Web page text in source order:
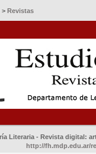
> Revistas
Literaria - Revista digital:
http://fh.mdp.edu.ar/